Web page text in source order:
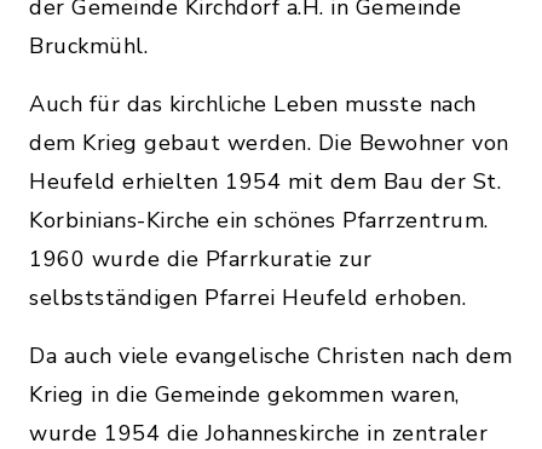
der Gemeinde Kirchdorf a.H. in Gemeinde
Bruckmühl.
Auch für das kirchliche Leben musste nach
dem Krieg gebaut werden. Die Bewohner von
Heufeld erhielten 1954 mit dem Bau der St.
Korbinians-Kirche ein schönes Pfarrzentrum.
1960 wurde die Pfarrkuratie zur
selbstständigen Pfarrei Heufeld erhoben.
Da auch viele evangelische Christen nach dem
Krieg in die Gemeinde gekommen waren,
wurde 1954 die Johanneskirche in zentraler